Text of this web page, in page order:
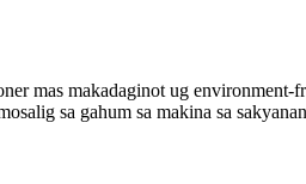
mas makadaginot ug environment-
sa gahum sa makina sa